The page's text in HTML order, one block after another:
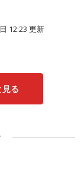
12:23 更新
る